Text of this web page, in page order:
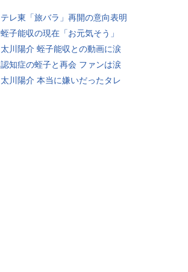
テレ東「旅バラ」再開の意向表明
蛭子能収の現在「お元気そう」
太川陽介 蛭子能収との動画に涙
認知症の蛭子と再会 ファンは涙
太川陽介 本当に嫌いだったタレ